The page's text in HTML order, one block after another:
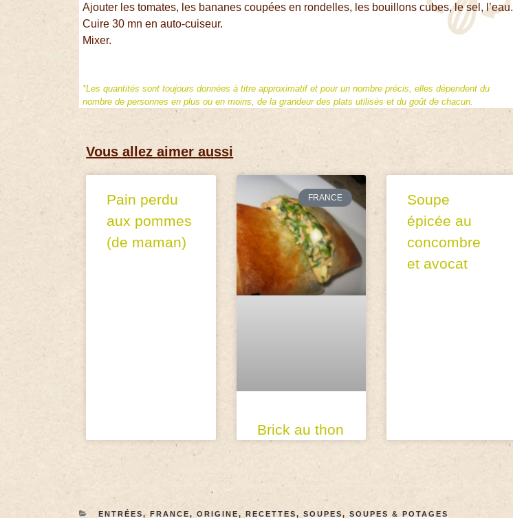
Ajouter les tomates, les bananes coupées en rondelles, les bouillons cubes, le sel, l’eau.
Cuire 30 mn en auto-cuiseur.
Mixer.
*Les quantités sont toujours données à titre approximatif et pour un nombre précis, elles dépendent du
nombre de personnes en plus ou en moins, de la grandeur des plats utilisés et du goût de chacun.
Vous allez aimer aussi
Pain perdu
aux pommes
(de maman)
FRANCE
Brick au thon
Soupe
épicée au
concombre
et avocat
ENTRÉES, FRANCE, ORIGINE, RECETTES, SOUPES, SOUPES & POTAGES